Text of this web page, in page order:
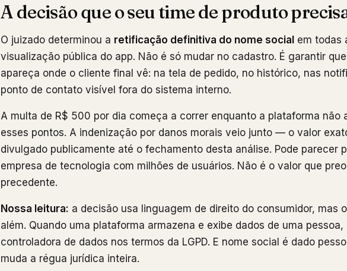
A decisão que o seu time de produto
O juizado determinou a retificação definitiva do nome social em todas
visualização pública do app. Não é só mudar no cadastro. É garantir
apareça onde o cliente final vê: na tela de pedido, no histórico, nas
ponto de contato visível fora do sistema interno.
A multa de R$ 500 por dia começa a correr enquanto a plataforma não
esses pontos. A indenização por danos morais veio junto — o valor
divulgado publicamente até o fechamento desta análise. Pode parecer
empresa de tecnologia com milhões de usuários. Não é o valor que
precedente.
Nossa leitura: a decisão usa linguagem de direito do consumidor, mas
além. Quando uma plataforma armazena e exibe dados de uma pessoa,
controladora de dados nos termos da LGPD. E nome social é dado
muda a régua jurídica inteira.